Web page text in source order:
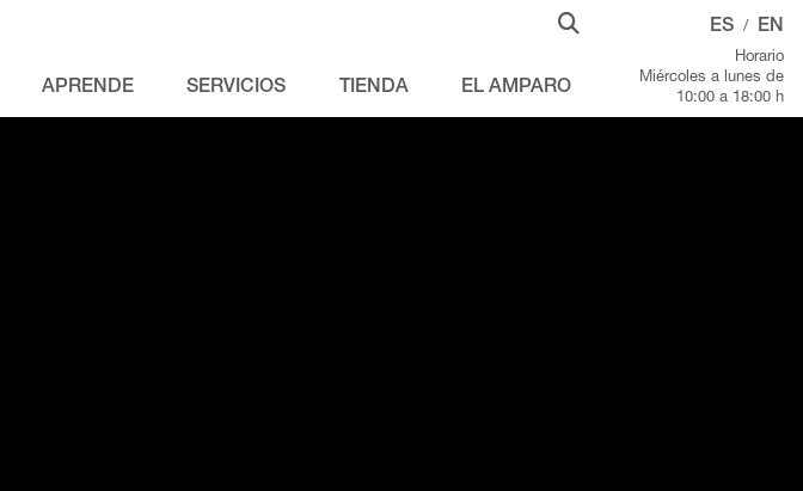
APRENDE SERVICIOS TIENDA EL AMPARO
ES / EN
Horario
Miércoles a lunes de
10:00 a 18:00 h